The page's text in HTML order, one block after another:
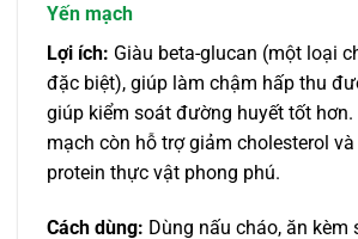
Yến mạch
Lợi ích: Giàu beta-glucan (một loại
đặc biệt), giúp làm chậm hấp thu
giúp kiểm soát đường huyết tốt hơn.
mạch còn hỗ trợ giảm cholesterol
protein thực vật phong phú.
Cách dùng: Dùng nấu cháo, ăn kèm